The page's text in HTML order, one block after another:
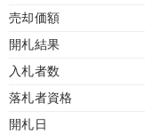
売却価額
開札結果
入札者数
落札者資格
開札日